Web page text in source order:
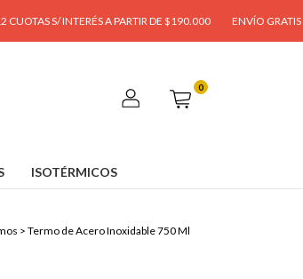
S/ INTERÉS A PARTIR DE $190.000 ENVÍO GRATIS A
0
ISOTÉRMICOS
> Termo de Acero Inoxidable 750 Ml